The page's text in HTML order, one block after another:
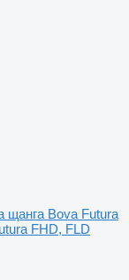
щанга Bova Futura
FHD, FLD